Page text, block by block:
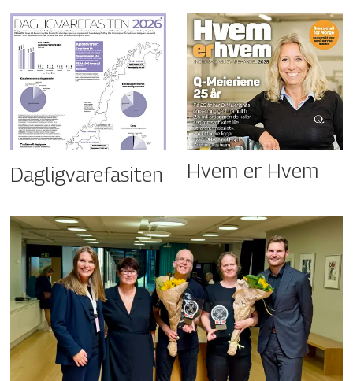
Dagligvarefasiten Hvem er Hvem